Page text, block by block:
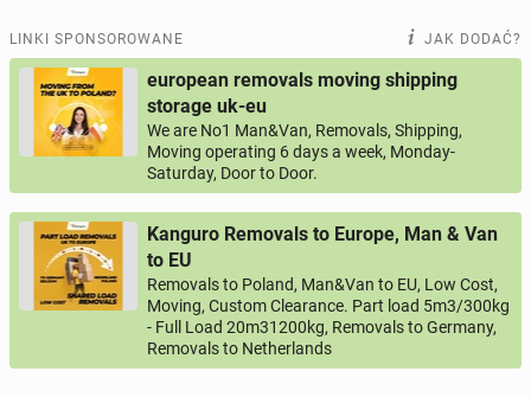
LINKI SPONSOROWANE JAK DODAĆ?
european removals moving shipping
storage uk-eu
We are No1 Man&Van, Removals, Shipping,
Moving operating 6 days a week, Monday-
Saturday, Door to Door.
Kanguro Removals to Europe, Man & Van
to EU
Removals to Poland, Man&Van to EU, Low Cost,
Moving, Custom Clearance. Part load 5m3/300kg
- Full Load 20m31200kg, Removals to Germany,
Removals to Netherlands